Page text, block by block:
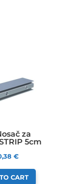
za
5cm
€
CART